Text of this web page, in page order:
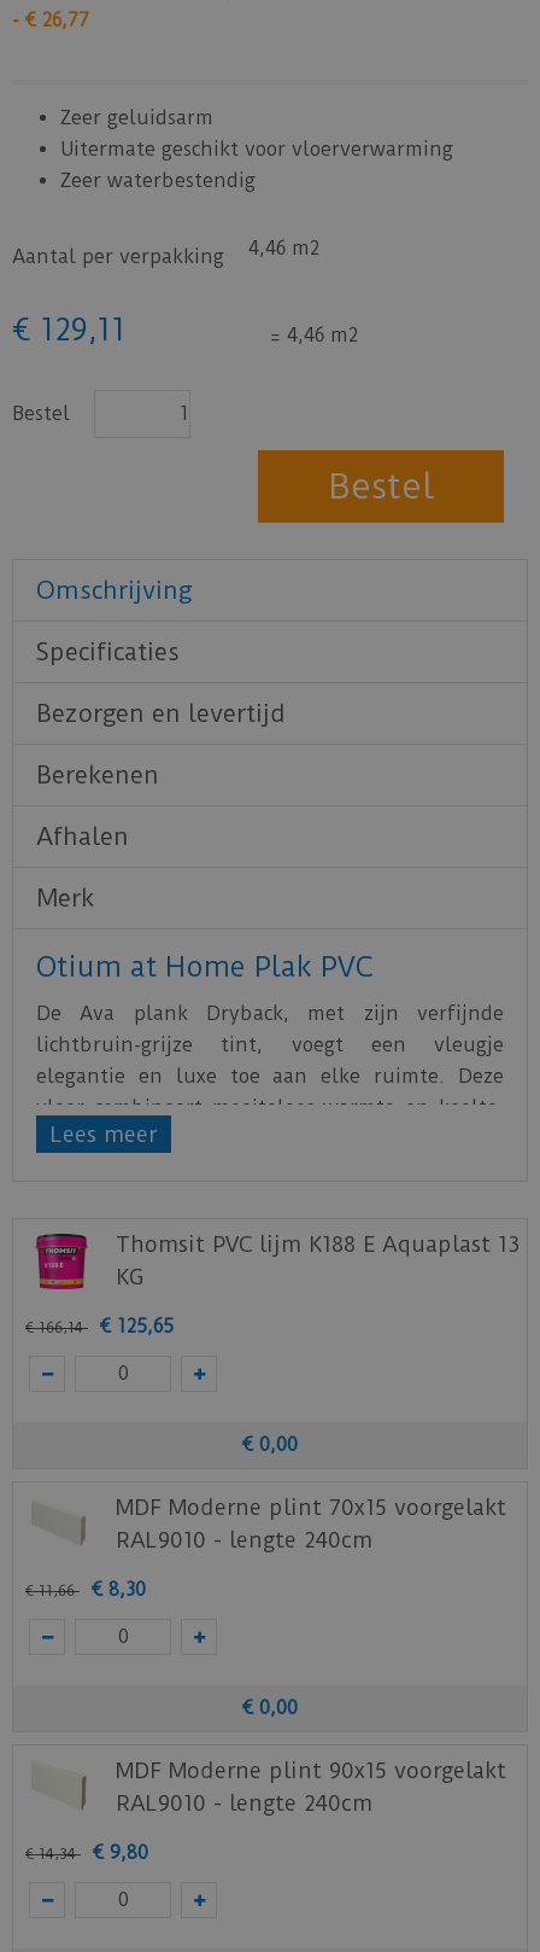
- € 26,77
Zeer geluidsarm
Uitermate geschikt voor vloerverwarming
Zeer waterbestendig
Aantal per verpakking 4,46 m2
€ 129,11 = 4,46 m2
Bestel
Omschrijving
Specificaties
Bezorgen en levertijd
Berekenen
Afhalen
Merk
Otium at Home Plak PVC
De Ava plank Dryback, met zijn verfijnde
lichtbruin-grijze tint, voegt een vleugje
elegantie en luxe toe aan elke ruimte. Deze
vloer combineert moeiteloos warmte en koelte,
is geluiddempend, geschikt voor
en eenvoudig te onderhouden, en biedt
bovendien slijtvastheid en een natuurgetrouwe
uitstraling voor jarenlang plezier.
Klik hier voor de leginstructies.
Staal aanvragen
Benieuwd hoe deze nieuwe vloer eruit ziet bij je
een staal op van deze vloer bij Otium at
Lees meer
Thomsit PVC lijm K188 E Aquaplast 13
KG
€ 166,14 € 125,65
€ 0,00
MDF Moderne plint 70x15 voorgelakt
RAL9010 - lengte 240cm
€ 11,66 € 8,30
€ 0,00
MDF Moderne plint 90x15 voorgelakt
RAL9010 - lengte 240cm
€ 14,34 € 9,80